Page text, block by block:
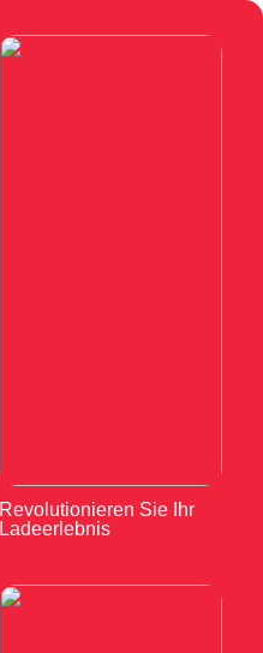
Revolutionieren Sie Ihr
Ladeerlebnis